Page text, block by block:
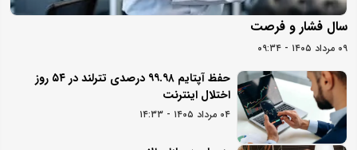
سال فشار و فرصت
۰۹ مرداد ۱۴۰۵ - ۰۹:۳۴
حفظ آپتایم ۹۹.۹۸ درصدی تترلند در ۵۴ روز
اختلال اینترنت
۰۴ مرداد ۱۴۰۵ - ۱۴:۳۳